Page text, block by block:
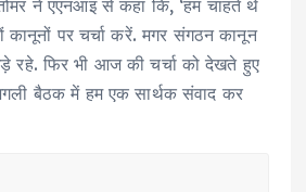
ने एएनआइ से कहा कि, ‘हम चाहते थे
कानूनों पर चर्चा करें. मगर संगठन कानून
रहे. फिर भी आज की चर्चा को देखते हुए
बैठक में हम एक सार्थक संवाद कर